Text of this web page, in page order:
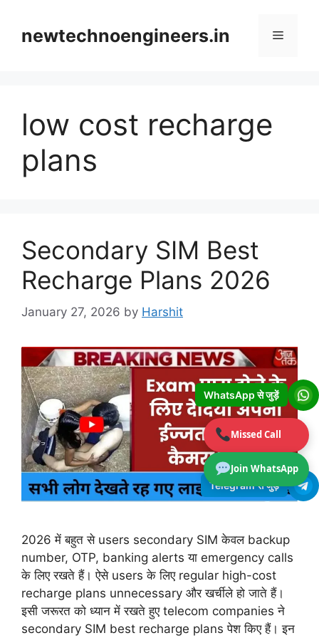
Missed Call
Join WhatsApp
contentnewtechnoengineers.in Menu
low cost recharge
plans
Secondary SIM Best
Recharge Plans 2026
January 27, 2026 by Harshit
2026 में बहुत से users secondary SIM केवल backup
number, OTP, banking alerts या emergency calls
के लिए रखते हैं। ऐसे users के लिए regular high-cost
recharge plans unnecessary और खर्चीले हो जाते हैं।
इसी जरूरत को ध्यान में रखते हुए telecom companies ने
secondary SIM best recharge plans पेश किए हैं। इन
WhatsApp से जुड़ें
Telegram से जुड़ें